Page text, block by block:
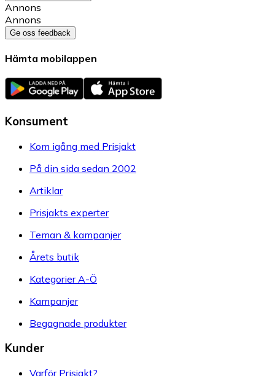
Annons
Annons
Ge oss feedback
Hämta mobilappen
Konsument
Kom igång med Prisjakt
På din sida sedan 2002
Artiklar
Prisjakts experter
Teman & kampanjer
Årets butik
Kategorier A-Ö
Kampanjer
Begagnade produkter
Kunder
Varför Prisjakt?